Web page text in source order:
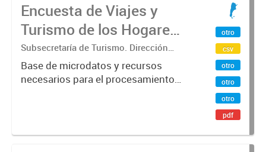
Encuesta de Viajes y
Turismo de los Hogares
(EVyTH) - Microdatos
Subsecretaría de Turismo. Dirección
Nacional de Mercados y Estadística
Base de microdatos y recursos
necesarios para el procesamiento
otro
csv
otro
otro
otro
pdf